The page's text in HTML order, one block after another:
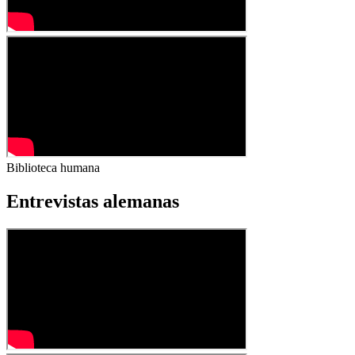
Biblioteca humana
Entrevistas alemanas